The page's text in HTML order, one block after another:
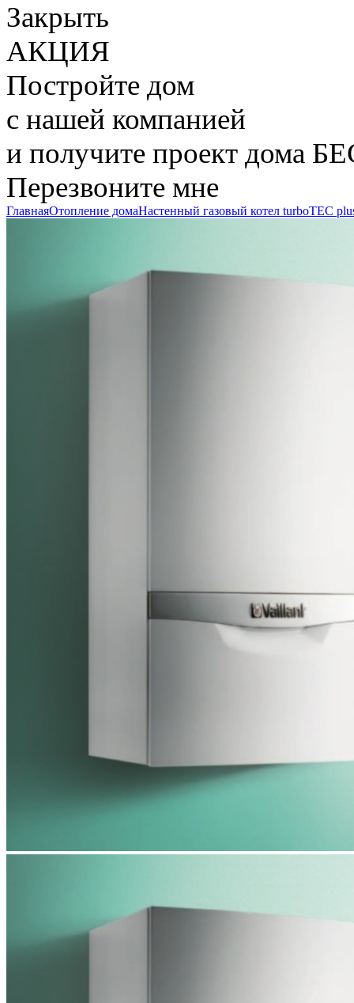
Закрыть
АКЦИЯ
Постройте дом
с нашей компанией
и получите проект дома
Перезвоните мне
ГлавнаяОтопление домаНастенный газовый котел turboTEC